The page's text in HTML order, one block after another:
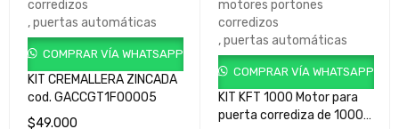
corredizos
,puertas automáticas
COMPRAR VÍA WHATSAPP
KIT CREMALLERA ZINCADA
cod. GACCGT1F00005
$49.000
motores portones
corredizos
,puertas automáticas
COMPRAR VÍA WHATSAPP
KIT KFT 1000 Motor para
puerta corrediza de 1000